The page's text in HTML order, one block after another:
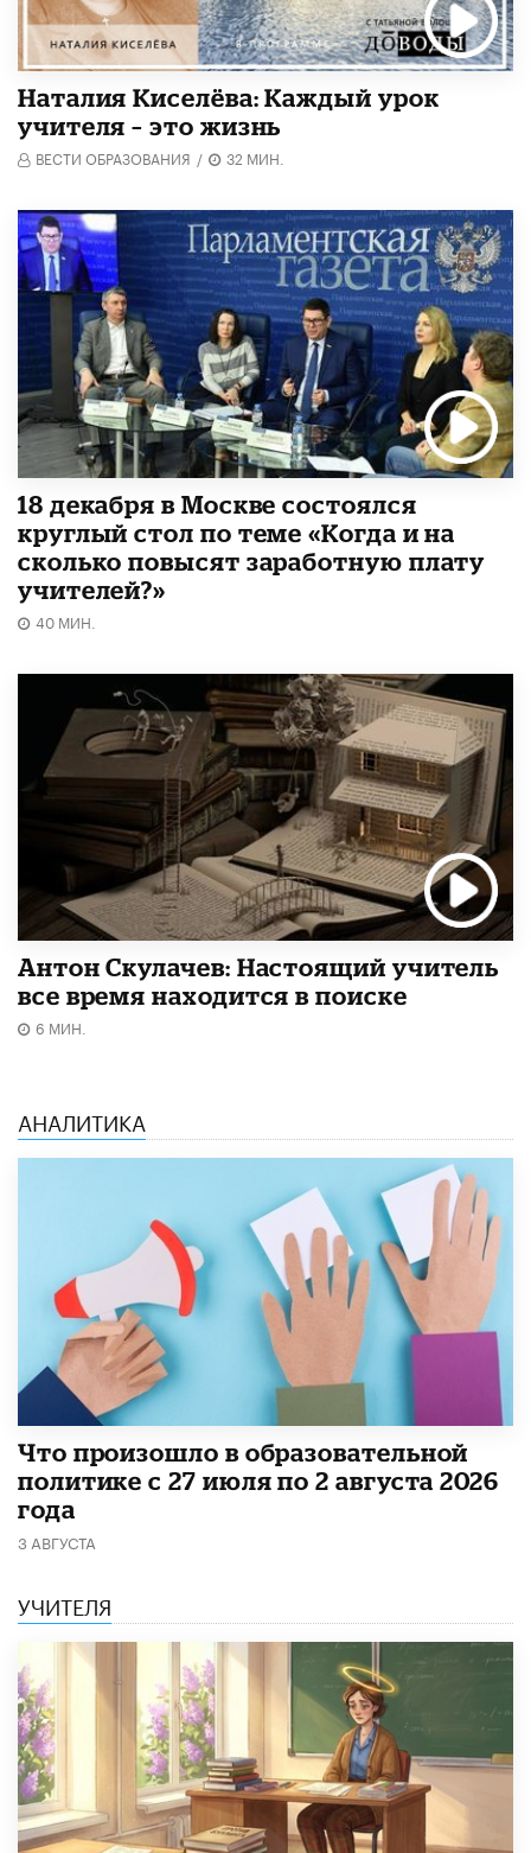
Наталия Киселёва: Каждый урок
учителя – это жизнь
ВЕСТИ ОБРАЗОВАНИЯ / 32 МИН.
18 декабря в Москве состоялся
круглый стол по теме «Когда и на
сколько повысят заработную плату
учителей?»
40 МИН.
Антон Скулачев: Настоящий учитель
все время находится в поиске
6 МИН.
АНАЛИТИКА
​Что произошло в образовательной
политике с 27 июля по 2 августа 2026
года
3 АВГУСТА
УЧИТЕЛЯ